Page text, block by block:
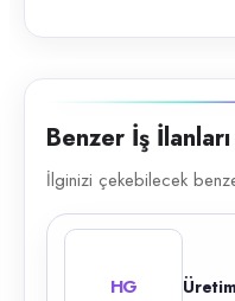
Benzer İş İlanları
İlginizi çekebilecek
HG